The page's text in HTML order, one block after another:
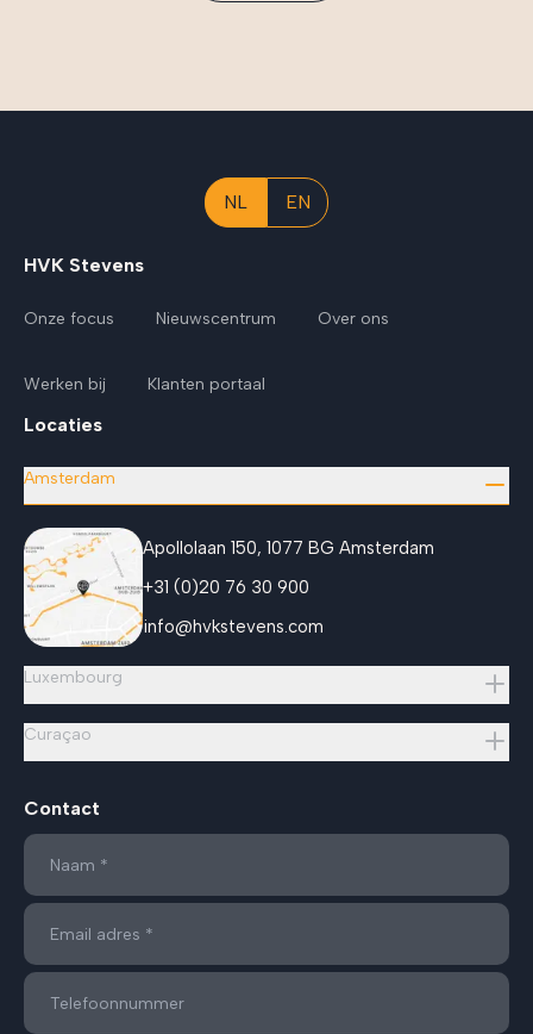
NL EN
HVK Stevens
Onze focus Nieuwscentrum Over ons
Werken bij Klanten portaal
Locaties
Amsterdam
Apollolaan 150, 1077 BG Amsterdam
+31 (0)20 76 30 900
info@hvkstevens.com
Luxembourg
Curaçao
Contact